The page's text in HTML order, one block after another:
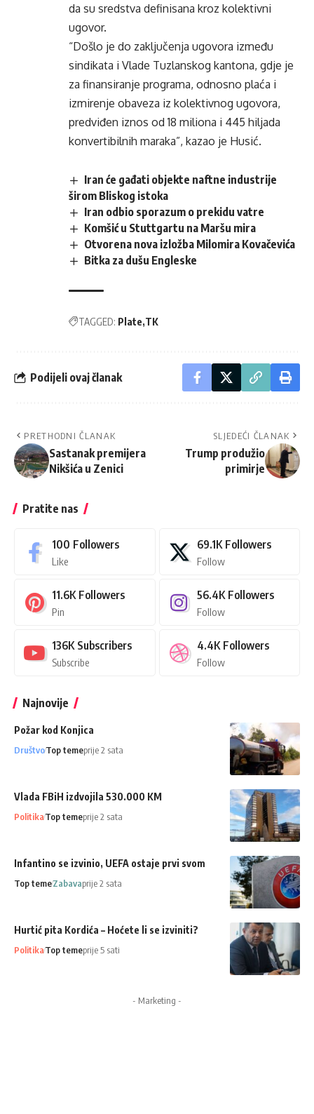
da su sredstva definisana kroz kolektivni
ugovor.
“Došlo je do zaključenja ugovora između
sindikata i Vlade Tuzlanskog kantona, gdje je
za finansiranje programa, odnosno plaća i
izmirenje obaveza iz kolektivnog ugovora,
predviđen iznos od 18 miliona i 445 hiljada
konvertibilnih maraka”, kazao je Husić.
Iran će gađati objekte naftne industrije
širom Bliskog istoka
Iran odbio sporazum o prekidu vatre
Komšić u Stuttgartu na Maršu mira
Otvorena nova izložba Milomira Kovačevića
Bitka za dušu Engleske
TAGGED: Plate TK
Podijeli ovaj članak
PRETHODNI ČLANAK
Sastanak premijera
Nikšića u Zenici
SLJEDEĆI ČLANAK
Trump produžio
primirje
Pratite nas
100 Followers
Like
69.1K Followers
Follow
11.6K Followers
Pin
56.4K Followers
Follow
136K Subscribers
Subscribe
4.4K Followers
Follow
Najnovije
Požar kod Konjica
DruštvoTop temeprije 2 sata
Vlada FBiH izdvojila 530.000 KM
PolitikaTop temeprije 2 sata
Infantino se izvinio, UEFA ostaje prvi svom
Top temeZabavaprije 2 sata
Hurtić pita Kordića – Hoćete li se izviniti?
PolitikaTop temeprije 5 sati
- Marketing -